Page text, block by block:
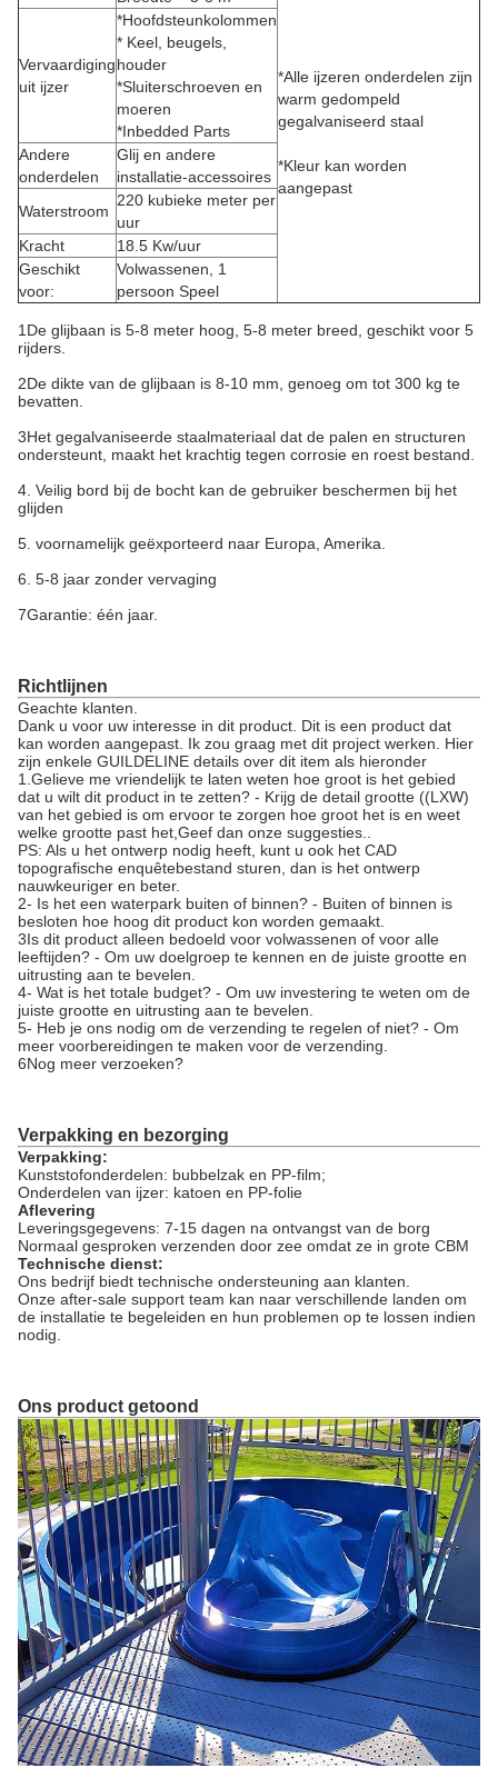
*Alle ijzeren onderdelen zijn
warm gedompeld
gegalvaniseerd staal
*Kleur kan worden
aangepast
Vervaardiging
uit ijzer
*Hoofdsteunkolommen
* Keel, beugels,
houder
*Sluiterschroeven en
moeren
*Inbedded Parts
Andere
onderdelen
Glij en andere
installatie-accessoires
Waterstroom
220 kubieke meter per
uur
Kracht
18.5 Kw/uur
Geschikt
voor:
Volwassenen, 1
persoon Speel
1De glijbaan is 5-8 meter hoog, 5-8 meter breed, geschikt voor 5
rijders.
2De dikte van de glijbaan is 8-10 mm, genoeg om tot 300 kg te
bevatten.
3Het gegalvaniseerde staalmateriaal dat de palen en structuren
ondersteunt, maakt het krachtig tegen corrosie en roest bestand.
4. Veilig bord bij de bocht kan de gebruiker beschermen bij het
glijden
5. voornamelijk geëxporteerd naar Europa, Amerika.
6. 5-8 jaar zonder vervaging
7Garantie: één jaar.
Richtlijnen
Geachte klanten.
Dank u voor uw interesse in dit product. Dit is een product dat
kan worden aangepast. Ik zou graag met dit project werken. Hier
zijn enkele GUILDELINE details over dit item als hieronder
1.Gelieve me vriendelijk te laten weten hoe groot is het gebied
dat u wilt dit product in te zetten? - Krijg de detail grootte ((LXW)
van het gebied is om ervoor te zorgen hoe groot het is en weet
welke grootte past het,Geef dan onze suggesties..
PS: Als u het ontwerp nodig heeft, kunt u ook het CAD
topografische enquêtebestand sturen, dan is het ontwerp
nauwkeuriger en beter.
2- Is het een waterpark buiten of binnen? - Buiten of binnen is
besloten hoe hoog dit product kon worden gemaakt.
3Is dit product alleen bedoeld voor volwassenen of voor alle
leeftijden? - Om uw doelgroep te kennen en de juiste grootte en
uitrusting aan te bevelen.
4- Wat is het totale budget? - Om uw investering te weten om de
juiste grootte en uitrusting aan te bevelen.
5- Heb je ons nodig om de verzending te regelen of niet? - Om
meer voorbereidingen te maken voor de verzending.
6Nog meer verzoeken?
Verpakking en bezorging
Verpakking:
Kunststofonderdelen: bubbelzak en PP-film;
Onderdelen van ijzer: katoen en PP-folie
Aflevering
Leveringsgegevens: 7-15 dagen na ontvangst van de borg
Normaal gesproken verzenden door zee omdat ze in grote CBM
Technische dienst:
Ons bedrijf biedt technische ondersteuning aan klanten.
Onze after-sale support team kan naar verschillende landen om
de installatie te begeleiden en hun problemen op te lossen indien
nodig.
Ons product getoond